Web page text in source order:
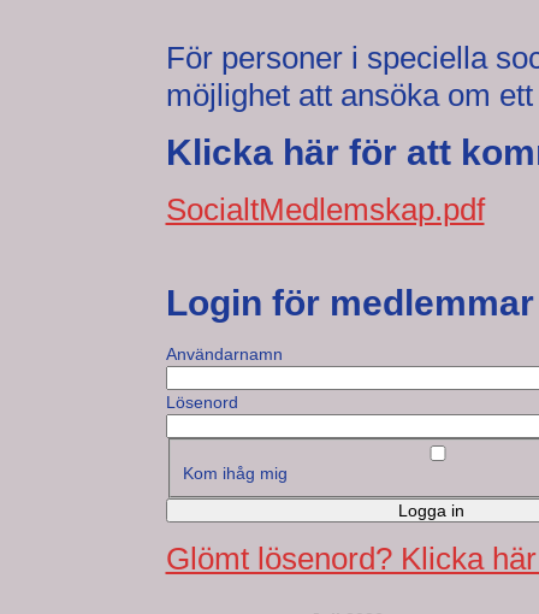
För personer i speciella
möjlighet att ansöka om
Klicka här för att
SocialtMedlemskap.pdf
Login för medlemmar
Användarnamn
Lösenord
Kom ihåg mig
Logga in
Glömt lösenord? Klicka